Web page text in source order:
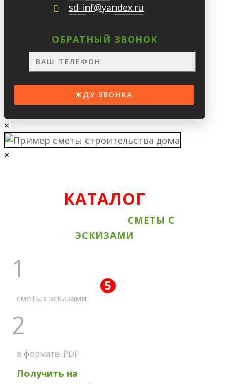
sd-inf@yandex.ru
ОБРАТНЫЙ ЗВОНОК
×
×
КАТАЛОГ
СМЕТЫ С
ЭСКИЗАМИ
1
5
сметы с эскизами
2
в формате .PDF
Получить на